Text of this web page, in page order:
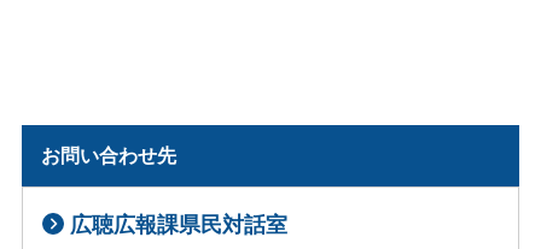
お問い合わせ先
広聴広報課県民対話室